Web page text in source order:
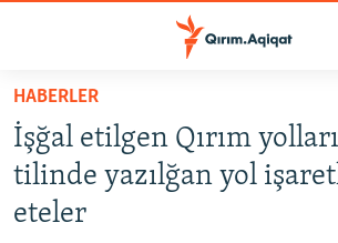
Esas
mündericege
qaytmaq
Baş
navigatsiyağa
qaytmaq
HABERLER
SİYASET
İQTİSADİYAT
HABERLER
İşğal etilgen Qırım
tilinde yazılğan yol
eteler